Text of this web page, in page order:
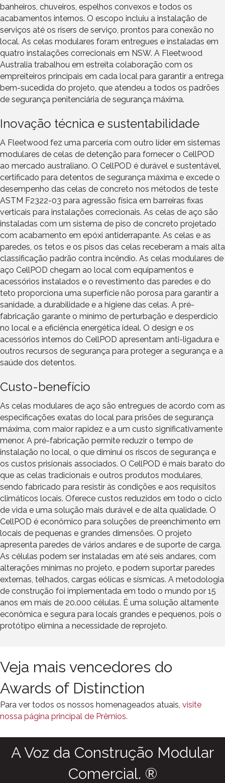
banheiros, chuveiros, espelhos convexos e todos os
acabamentos internos. O escopo incluiu a instalação de
serviços até os risers de serviço, prontos para conexão no
local. As celas modulares foram entregues e instaladas em
quatro instalações correcionais em NSW. A Fleetwood
Australia trabalhou em estreita colaboração com os
empreiteiros principais em cada local para garantir a entrega
bem-sucedida do projeto, que atendeu a todos os padrões
de segurança penitenciária de segurança máxima.
Inovação técnica e sustentabilidade
A Fleetwood fez uma parceria com outro líder em sistemas
modulares de celas de detenção para fornecer o CellPOD
ao mercado australiano. O CellPOD é durável e sustentável,
certificado para detentos de segurança máxima e excede o
desempenho das celas de concreto nos métodos de teste
ASTM F2322-03 para agressão física em barreiras fixas
verticais para instalações correcionais. As celas de aço são
instaladas com um sistema de piso de concreto projetado
com acabamento em epóxi antiderrapante. As celas e as
paredes, os tetos e os pisos das celas receberam a mais alta
classificação padrão contra incêndio. As celas modulares de
aço CellPOD chegam ao local com equipamentos e
acessórios instalados e o revestimento das paredes e do
teto proporciona uma superfície não porosa para garantir a
sanidade, a durabilidade e a higiene das celas. A pré-
fabricação garante o mínimo de perturbação e desperdício
no local e a eficiência energética ideal. O design e os
acessórios internos do CellPOD apresentam anti-ligadura e
outros recursos de segurança para proteger a segurança e a
saúde dos detentos.
Custo-benefício
As celas modulares de aço são entregues de acordo com as
especificações exatas do local para prisões de segurança
máxima, com maior rapidez e a um custo significativamente
menor. A pré-fabricação permite reduzir o tempo de
instalação no local, o que diminui os riscos de segurança e
os custos prisionais associados. O CellPOD é mais barato do
que as celas tradicionais e outros produtos modulares,
sendo fabricado para resistir às condições e aos requisitos
climáticos locais. Oferece custos reduzidos em todo o ciclo
de vida e uma solução mais durável e de alta qualidade. O
CellPOD é econômico para soluções de preenchimento em
locais de pequenas e grandes dimensões. O projeto
apresenta paredes de vários andares e de suporte de carga.
As células podem ser instaladas em até seis andares, com
alterações mínimas no projeto, e podem suportar paredes
externas, telhados, cargas eólicas e sísmicas. A metodologia
de construção foi implementada em todo o mundo por 15
anos em mais de 20.000 células. É uma solução altamente
econômica e segura para locais grandes e pequenos, pois o
protótipo elimina a necessidade de reprojeto.
Veja mais vencedores do
Awards of Distinction
Para ver todos os nossos homenageados atuais, visite
nossa página principal de Prêmios.
A Voz da Construção Modular
Comercial. ®